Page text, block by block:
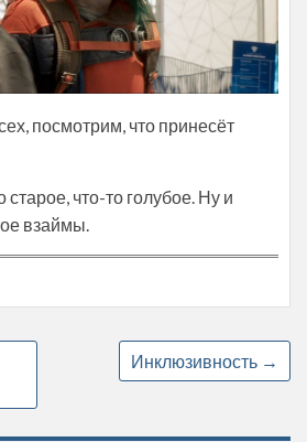
посмотрим, что принесёт
старое, что-то голубое. Ну и
взаймы.
Инклюзивность →